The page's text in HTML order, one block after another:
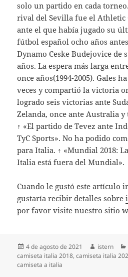
solo un partido en cada
rival del Sevilla fue el Athletic
ante el que había jugado su
fútbol español ocho años
Dynamo Ceske Budejovice de
años. La espera más larga
once años(1994-2005). Gales
veces y compartió la victoria
logrado seis victorias ante
Zelanda, once ante Australia
↑ «El partido de Tevez ante
TyC Sports». No ha podido
para Italia. ↑ «Mundial 2018:
Italia está fuera del Mundial».
Cuando le gustó este artículo
gustaría recibir detalles sobre
por favor visite nuestro sitio
Publicado
el
4 de agosto de 2021 Autor
istern
camiseta italia 2018,camiseta italia
camiseta a italia